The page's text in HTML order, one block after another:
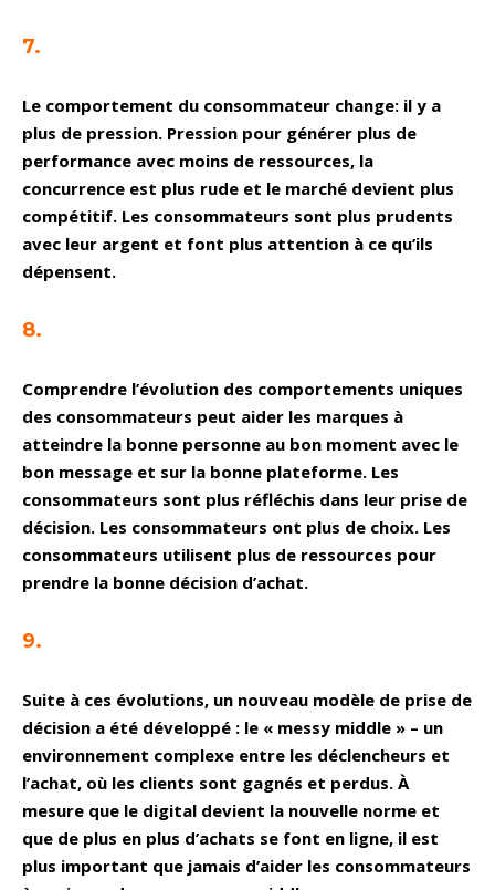
7.
Le comportement du consommateur change: il y a
plus de pression. Pression pour générer plus de
performance avec moins de ressources, la
concurrence est plus rude et le marché devient plus
compétitif. Les consommateurs sont plus prudents
avec leur argent et font plus attention à ce qu’ils
dépensent.
8.
Comprendre l’évolution des comportements uniques
des consommateurs peut aider les marques à
atteindre la bonne personne au bon moment avec le
bon message et sur la bonne plateforme. Les
consommateurs sont plus réfléchis dans leur prise de
décision. Les consommateurs ont plus de choix. Les
consommateurs utilisent plus de ressources pour
prendre la bonne décision d’achat.
9.
Suite à ces évolutions, un nouveau modèle de prise de
décision a été développé : le « messy middle » – un
environnement complexe entre les déclencheurs et
l’achat, où les clients sont gagnés et perdus. À
mesure que le digital devient la nouvelle norme et
que de plus en plus d’achats se font en ligne, il est
plus important que jamais d’aider les consommateurs